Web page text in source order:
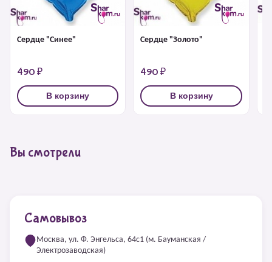
Сердце "Синее"
490 ₽
В корзину
Сердце "Золото"
490 ₽
В корзину
Вы смотрели
Самовывоз
Москва, ул. Ф. Энгельса, 64с1 (м. Бауманская /
Электрозаводская)